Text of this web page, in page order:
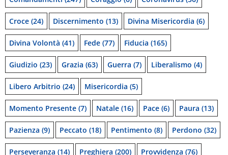
Croce (24) Discernimento (13) Divina Misericordia (6)
Divina Volontà (41) Fede (77) Fiducia (165)
Giudizio (23) Grazia (63) Guerra (7) Liberalismo (4)
Libero Arbitrio (24) Misericordia (5)
Momento Presente (7) Natale (16) Pace (6) Paura (13)
Pazienza (9) Peccato (18) Pentimento (8) Perdono (32)
Perseveranza (14) Preghiera (200) Provvidenza (76)